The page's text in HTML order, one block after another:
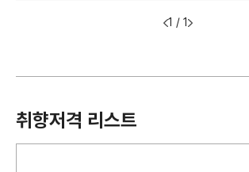
1 / 1
취향저격 리스트